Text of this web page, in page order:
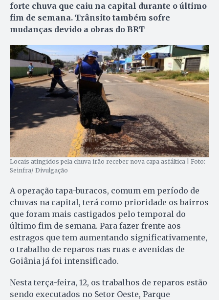
forte chuva que caiu na capital durante o último
fim de semana. Trânsito também sofre
mudanças devido a obras do BRT
Locais atingidos pela chuva irão receber nova capa asfáltica | Foto:
Seinfra/ Divulgação
A operação tapa-buracos, comum em período de
chuvas na capital, terá como prioridade os bairros
que foram mais castigados pelo temporal do
último fim de semana. Para fazer frente aos
estragos que tem aumentando significativamente,
o trabalho de reparos nas ruas e avenidas de
Goiânia já foi intensificado.
Nesta terça-feira, 12, os trabalhos de reparos estão
sendo executados no Setor Oeste, Parque